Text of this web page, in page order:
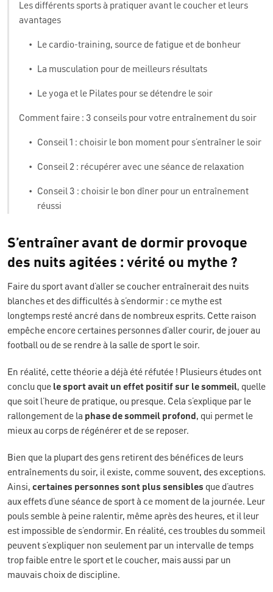
Les différents sports à pratiquer avant le coucher et leurs
avantages
• Le cardio-training, source de fatigue et de bonheur
• La musculation pour de meilleurs résultats
• Le yoga et le Pilates pour se détendre le soir
Comment faire : 3 conseils pour votre entraînement du soir
• Conseil 1 : choisir le bon moment pour s’entraîner le soir
• Conseil 2 : récupérer avec une séance de relaxation
•
Conseil 3 : choisir le bon dîner pour un entraînement
réussi
S’entraîner avant de dormir provoque
des nuits agitées : vérité ou mythe ?
Faire du sport avant d’aller se coucher entraînerait des nuits
blanches et des difficultés à s’endormir : ce mythe est
longtemps resté ancré dans de nombreux esprits. Cette raison
empêche encore certaines personnes d’aller courir, de jouer au
football ou de se rendre à la salle de sport le soir.
En réalité, cette théorie a déjà été réfutée ! Plusieurs études ont
conclu que le sport avait un effet positif sur le sommeil, quelle
que soit l’heure de pratique, ou presque. Cela s’explique par le
rallongement de la phase de sommeil profond , qui permet le
mieux au corps de régénérer et de se reposer.
Bien que la plupart des gens retirent des bénéfices de leurs
entraînements du soir, il existe, comme souvent, des exceptions.
Ainsi, certaines personnes sont plus sensibles que d’autres
aux effets d’une séance de sport à ce moment de la journée. Leur
pouls semble à peine ralentir, même après des heures, et il leur
est impossible de s’endormir. En réalité, ces troubles du sommeil
peuvent s’expliquer non seulement par un intervalle de temps
trop faible entre le sport et le coucher, mais aussi par un
mauvais choix de discipline.